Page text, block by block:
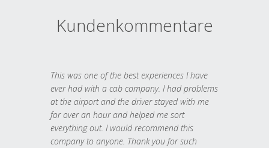
Kundenkommentare
This was one of the best experiences I have
ever had with a cab company. I had problems
at the airport and the driver stayed with me
for over an hour and helped me sort
everything out. I would recommend this
company to anyone. Thank you for such